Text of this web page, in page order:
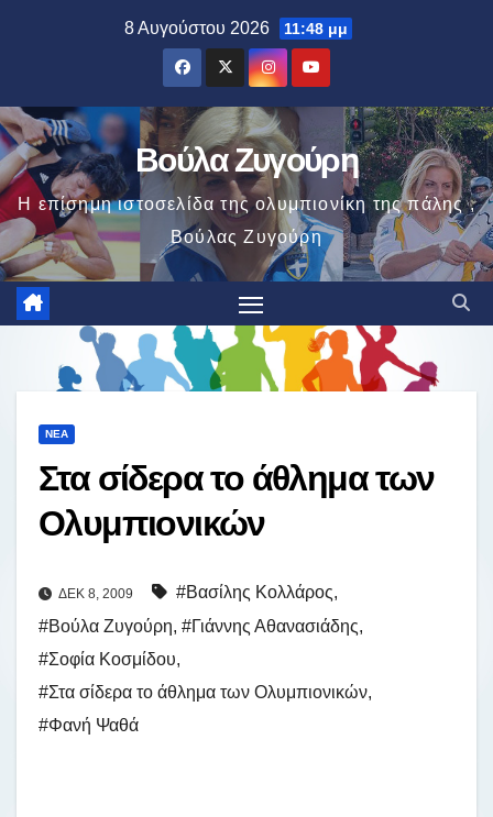
8 Αυγούστου 2026 11:48 μμ
Βούλα Ζυγούρη
Η επίσημη ιστοσελίδα της ολυμπιονίκη της πάλης ,
Βούλας Ζυγούρη
ΝΈΑ
Στα σίδερα το άθλημα των
Ολυμπιονικών
ΔΕΚ 8, 2009 #Βασίλης Κολλάρος,
#Βούλα Ζυγούρη, #Γιάννης Αθανασιάδης,
#Σοφία Κοσμίδου,
#Στα σίδερα το άθλημα των Ολυμπιονικών,
#Φανή Ψαθά